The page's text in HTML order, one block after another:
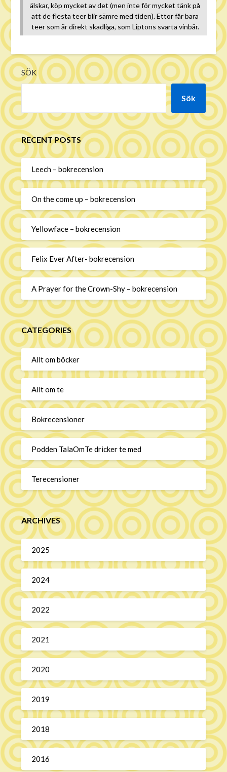
älskar, köp mycket av det (men inte för mycket tänk på
att de flesta teer blir sämre med tiden). Ettor får bara
teer som är direkt skadliga, som Liptons svarta vinbär.
SÖK
Sök
RECENT POSTS
Leech – bokrecension
On the come up – bokrecension
Yellowface – bokrecension
Felix Ever After- bokrecension
A Prayer for the Crown-Shy – bokrecension
CATEGORIES
Allt om böcker
Allt om te
Bokrecensioner
Podden TalaOmTe dricker te med
Terecensioner
ARCHIVES
2025
2024
2022
2021
2020
2019
2018
2016